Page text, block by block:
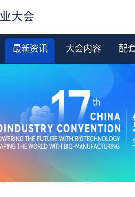
最新资讯 大会内容 配